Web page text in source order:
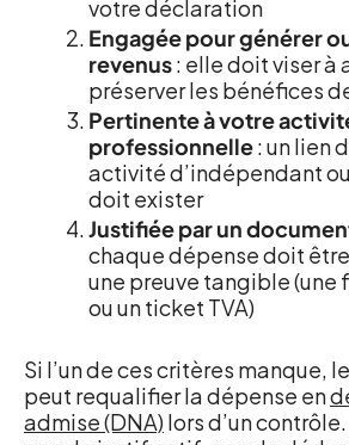
votre déclaration
Engagée pour générer
revenus: elle doit viser à
préserver les bénéfices
Pertinente à votre
professionnelle: un lien
activité d’indépendant
doit exister
Justifiée par un
chaque dépense doit
une preuve tangible (une
ou un ticket TVA)
Si l’un de ces critères manque,
peut requalifier la dépense en
admise (DNA) lors d’un